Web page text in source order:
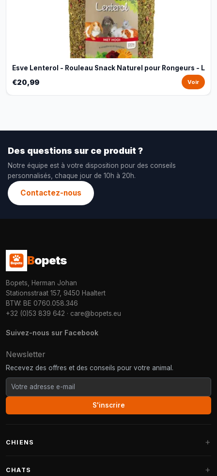
Esve Lenterol - Rouleau Snack Naturel pour Rongeurs - L
€20,99 Voir
Des questions sur ce produit ?
Notre équipe est à votre disposition pour des conseils
personnalisés, chaque jour de 10h à 20h.
Contactez-nous
Bopets
Bopets, Herman Johan
Stationsstraat 157, 9450 Haaltert
BTW: BE 0760.058.346
+32 (0)53 839 642 · care@bopets.eu
Suivez-nous sur Facebook
Newsletter
Recevez des offres et des conseils pour votre animal.
S'inscrire
CHIENS
CHATS